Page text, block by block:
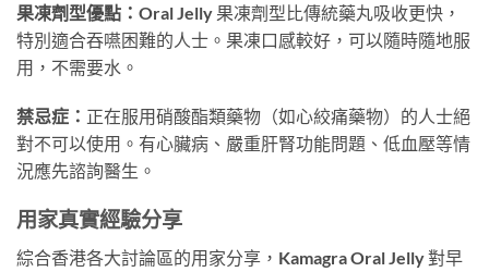
果凍劑型優點： Oral Jelly 果凍劑型比傳統藥丸吸收更快，
特別適合吞嚥困難的人士。果凍口感較好，可以隨時隨地服
用，不需要水。
禁忌症： 正在服用硝酸酯類藥物（如心絞痛藥物）的人士絕
對不可以使用。有心臟病、嚴重肝腎功能問題、低血壓等情
況應先諮詢醫生。
用家真實經驗分享
綜合香港各大討論區的用家分享，Kamagra Oral Jelly 對早